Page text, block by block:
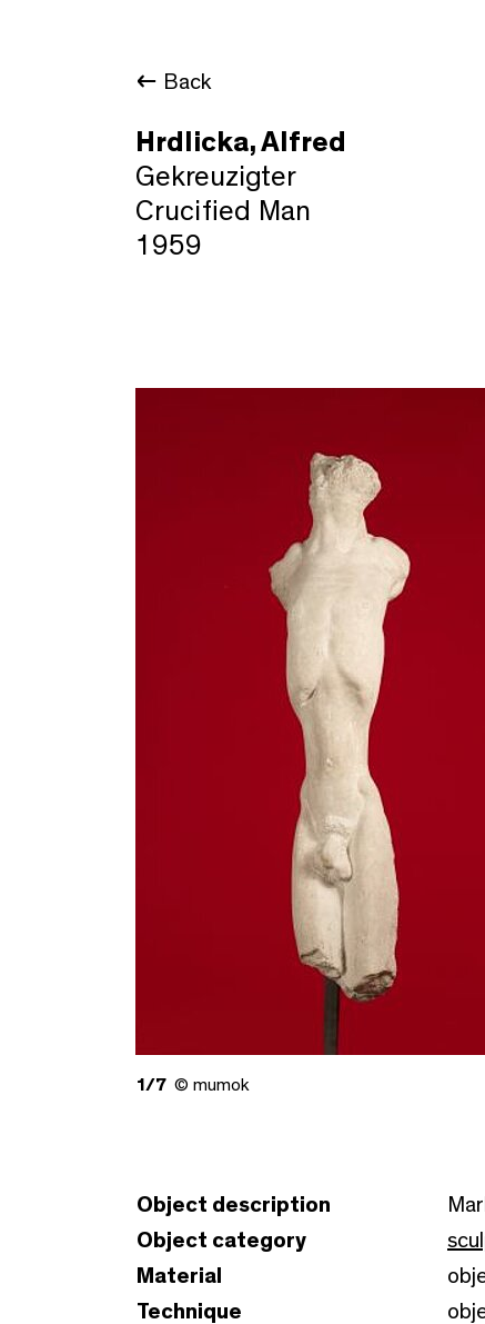
Back
Hrdlicka, Alfred
Gekreuzigter
Crucified Man
1959
1/7 © mumok
Object description
Object category
Material
Technique